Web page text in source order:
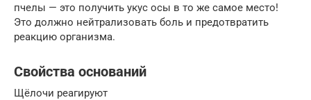
пчелы — это получить укус осы в то же самое место!
Это должно нейтрализовать боль и предотвратить
реакцию организма.
Свойства оснований
Щёлочи реагируют